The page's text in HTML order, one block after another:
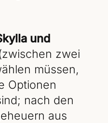
und
zwei
müssen,
Optionen
nach den
aus